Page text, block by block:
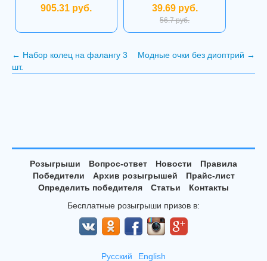
905.31 руб. 39.69 руб.
56.7 руб.
← Набор колец на фалангу 3
шт.
Модные очки без диоптрий →
Розыгрыши Вопрос-ответ Новости
Правила
Победители
Архив розыгрышей
Прайс-лист
Определить победителя
Статьи
Контакты
Бесплатные розыгрыши призов в:
Русский English